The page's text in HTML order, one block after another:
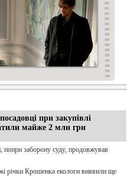
при закупівлі
майже 2 млн грн
заборону суду, продовжував
річки Крошенка екологи виявили ще